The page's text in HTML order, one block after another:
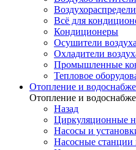
Всё для
Кондиционеры
Осушители воздуха
Охладители
Промышленные
Тепловое
Отопление и
Отопление и
Назад
Циркуляционные
Насосы и
Насосные станции